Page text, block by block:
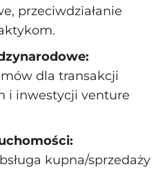
przeciwdziałanie
dla transakcji
i inwestycji venture
kupna/sprzedaży